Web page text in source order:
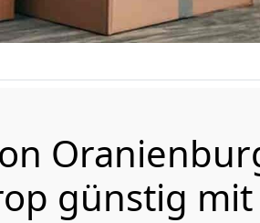
günstig mit